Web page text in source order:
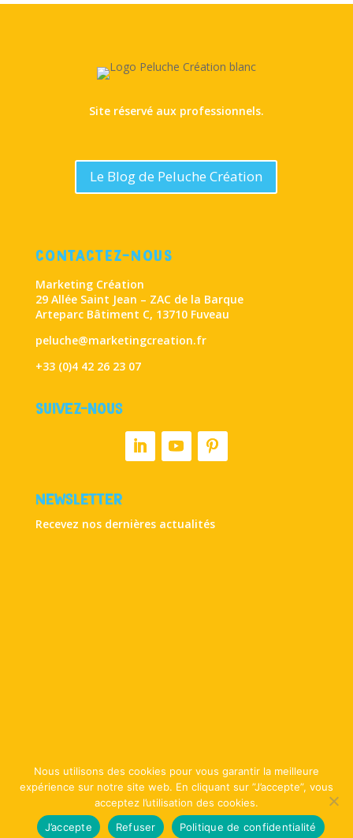
Site réservé aux professionnels.
Le Blog de Peluche Création
CONTACTEZ-NOUS
Marketing Création
29 Allée Saint Jean – ZAC de la Barque
Arteparc Bâtiment C, 13710 Fuveau
peluche@marketingcreation.fr
+33 (0)4 42 26 23 07
Suivez-nous
Newsletter
Recevez nos dernières actualités
Copyright Peluche Création © 2021. Tous droits réservés |
Mentions
légales|Confidentialité & Cookies| CGV|Révoquer le
FR
Nous utilisons des cookies pour vous garantir la meilleure
expérience sur notre site web. En cliquant sur ”J’accepte”, vous
acceptez l’utilisation des cookies.
J’accepte
Refuser Politique de confidentialité
FR